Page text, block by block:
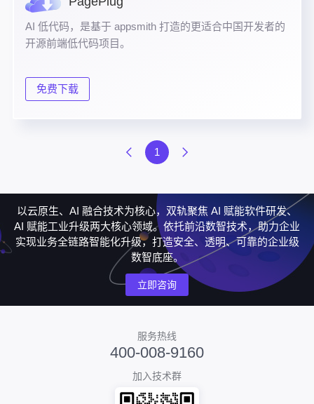
AI 低代码，是基于 appsmith 打造的更适合中国开发者的
开源前端低代码项目。
免费下载
1
以云原生、AI 融合技术为核心，双轨聚焦 AI 赋能软件研发、
AI 赋能工业升级两大核心领域。依托前沿数智技术，助力企业
实现业务全链路智能化升级，打造安全、透明、可靠的企业级
数智底座。
立即咨询
服务热线
400-008-9160
加入技术群